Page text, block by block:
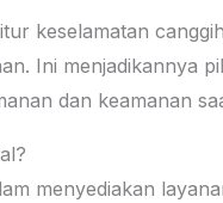
keselamatan
Ini menjadikannya
dan keamanan
menyediakan